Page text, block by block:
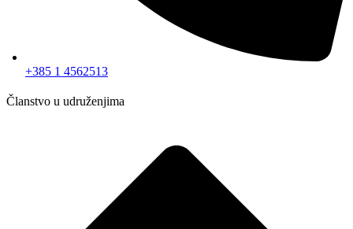
+385 1 4562513
Članstvo u udruženjima